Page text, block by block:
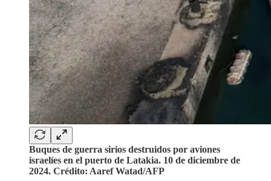
Buques de guerra sirios destruidos por aviones
israelíes en el puerto de Latakia. 10 de diciembre de
2024. Crédito: Aaref Watad/AFP